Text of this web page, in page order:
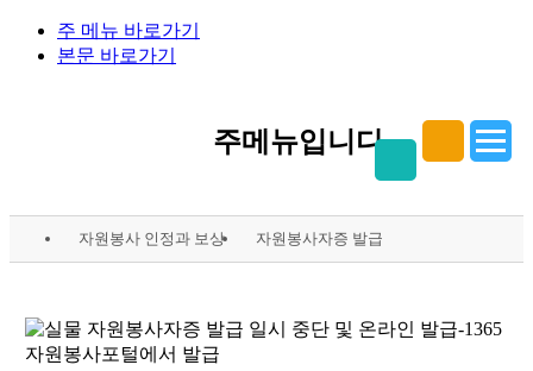
주 메뉴 바로가기
본문 바로가기
주메뉴입니다.
자원봉사 인정과 보상 자원봉사자증 발급